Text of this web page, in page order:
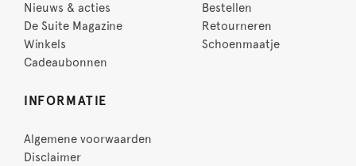
Nieuws & acties
De Suite Magazine
Winkels
Cadeaubonnen
Bestellen
Retourneren
Schoenmaatje
INFORMATIE
Algemene voorwaarden
Disclaimer